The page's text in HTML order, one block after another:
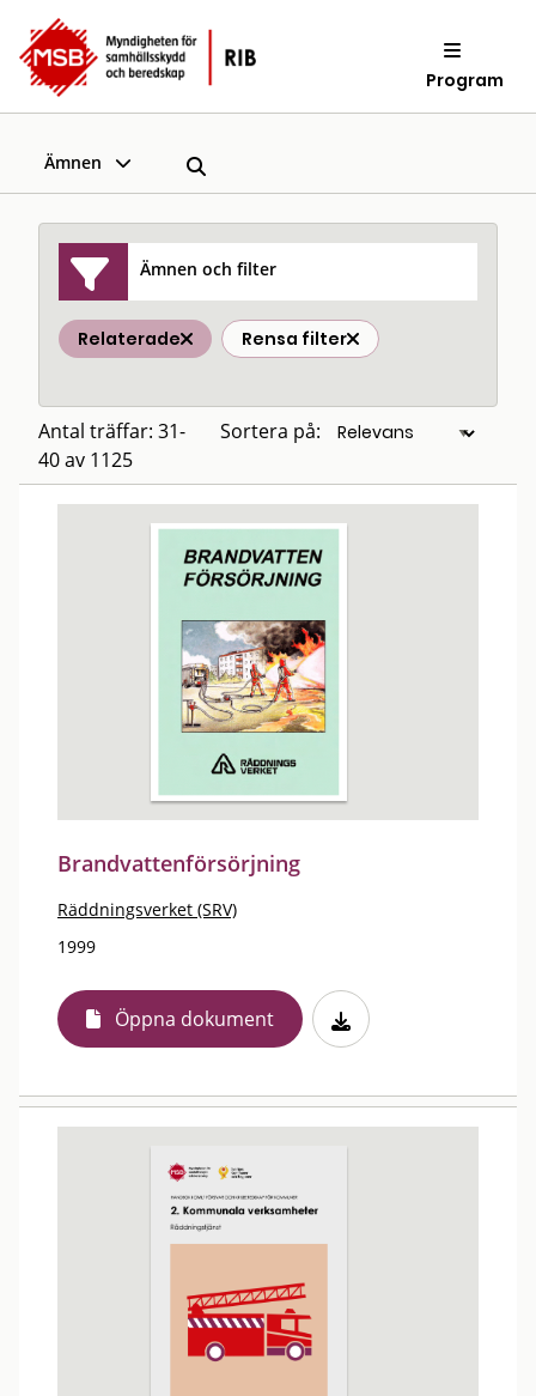
Program
Ämnen
Ämnen och filter
Relaterade Rensa filter
Antal träffar: 31-
40 av 1125
Sortera på:
Brandvattenförsörjning
Räddningsverket (SRV)
1999
Öppna dokument